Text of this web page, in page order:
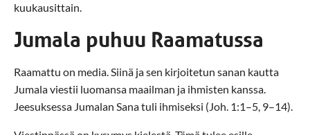
kuukausittain.
Jumala puhuu Raamatussa
Raamattu on media. Siinä ja sen kirjoitetun sanan kautta
Jumala viestii luomansa maailman ja ihmisten kanssa.
Jeesuksessa Jumalan Sana tuli ihmiseksi (Joh. 1:1–5, 9–14).